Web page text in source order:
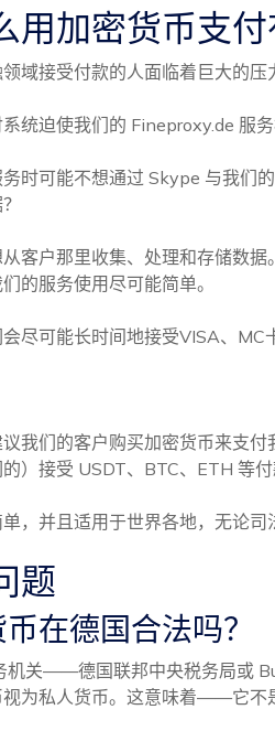
用加密货币支付
域接受付款的人面临着巨大的
统迫使我们的 Fineproxy.de 服
时可能不想通过 Skype 与我们
客户那里收集、处理和存储数据
的服务使用尽可能简单。
尽可能长时间地接受VISA、MC
我们的客户购买加密货币来支
的）接受 USDT、BTC、ETH 等付
，并且适用于世界各地，无论司
题
在德国合法吗？
机关——德国联邦中央税务局或
为私人货币。这意味着——它不